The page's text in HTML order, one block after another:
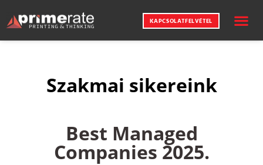
KAPCSOLATFELVÉTEL
Szakmai sikereink
Best Managed
Companies 2025.